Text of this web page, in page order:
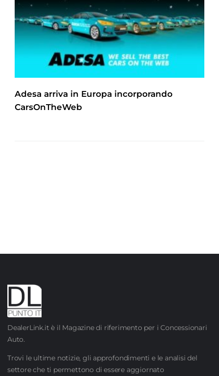
Adesa arriva in Europa incorporando
CarsOnTheWeb
DealerLink.it è il Magazine di riferimento per i Concessionari
Auto.
Trovi le ultime notizie, gli approfondimenti e le analisi del
settore che ti permettono di essere aggiornato